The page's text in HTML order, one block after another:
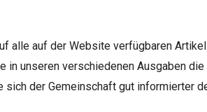
alle auf der Website verfügbaren
in unseren verschiedenen Ausgaben
sich der Gemeinschaft gut informierter